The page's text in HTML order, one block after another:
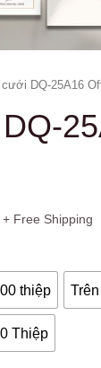
DQ-25A16
+ Free Shipping
thiệp
Thiệp